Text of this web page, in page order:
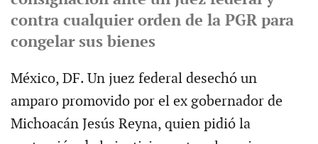
contra cualquier orden de la PGR para
congelar sus bienes
México, DF. Un juez federal desechó un
amparo promovido por el ex gobernador de
Michoacán Jesús Reyna, quien pidió la